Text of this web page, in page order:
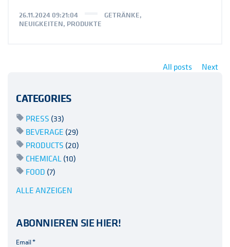
26.11.2024 09:21:04 GETRÄNKE,
NEUIGKEITEN, PRODUKTE
All posts Next
CATEGORIES
PRESS (33)
BEVERAGE (29)
PRODUCTS (20)
CHEMICAL(10)
FOOD (7)
ALLE ANZEIGEN
ABONNIEREN SIE HIER!
Email*